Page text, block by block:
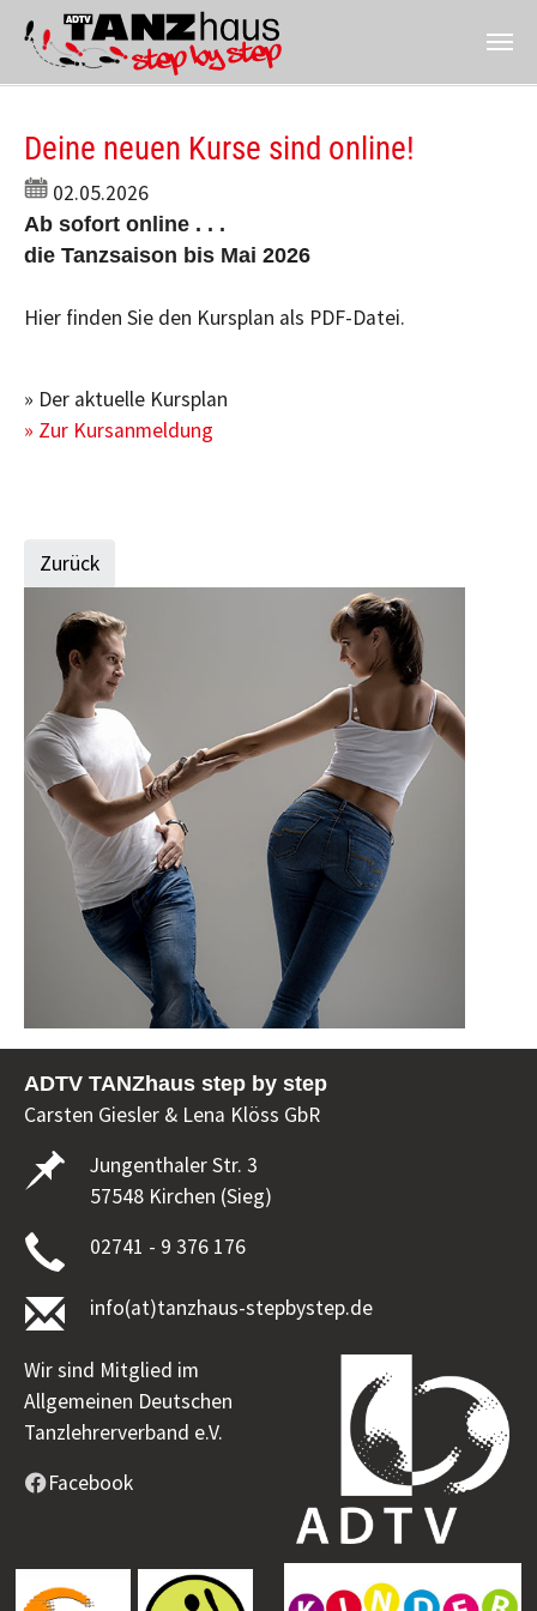
Deine neuen Kurse sind online!
02.05.2026
Ab sofort online . . .
die Tanzsaison bis Mai 2026
Hier finden Sie den Kursplan als PDF-Datei.
» Der aktuelle Kursplan
» Zur Kursanmeldung
Zurück
ADTV TANZhaus step by step
Carsten Giesler & Lena Klöss GbR
Jungenthaler Str. 3
57548 Kirchen (Sieg)
02741 - 9 376 176
info(at)tanzhaus-stepbystep.de
Wir sind Mitglied im
Allgemeinen Deutschen
Tanzlehrerverband e.V.
Facebook